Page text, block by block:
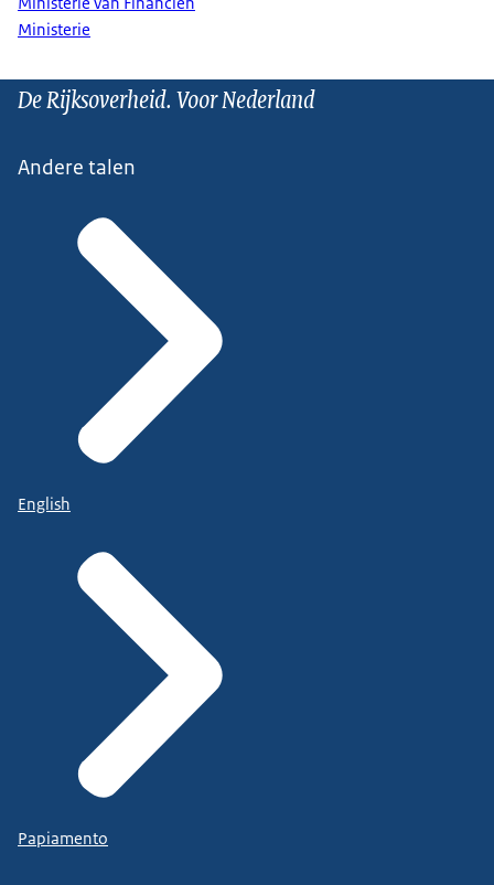
Ministerie
De Rijksoverheid. Voor Nederland
Andere talen
English
Papiamento